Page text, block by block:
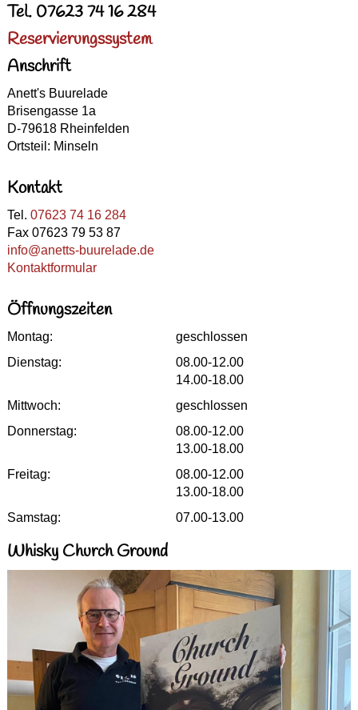
Tel. 07623 74 16 284
Reservierungssystem
Anschrift
Anett's Buurelade
Brisengasse 1a
D-79618 Rheinfelden
Ortsteil: Minseln
Kontakt
Tel. 07623 74 16 284
Fax 07623 79 53 87
info@anetts-buurelade.de
Kontaktformular
Öffnungszeiten
Montag:
geschlossen
Dienstag:
08.00-12.00
14.00-18.00
Mittwoch:
geschlossen
Donnerstag:
08.00-12.00
13.00-18.00
Freitag:
08.00-12.00
13.00-18.00
Samstag:
07.00-13.00
Whisky Church Ground